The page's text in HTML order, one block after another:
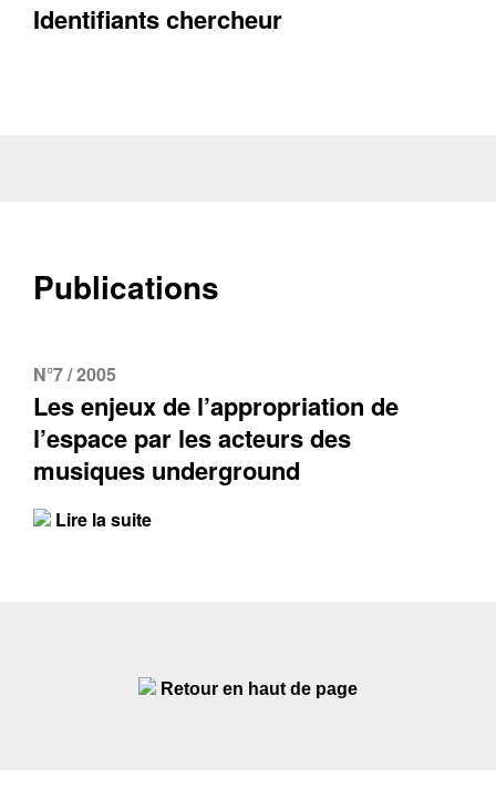
Identifiants chercheur
Publications
N°7 / 2005
Les enjeux de l’appropriation de
l’espace par les acteurs des
musiques underground
Lire la suite
Retour en haut de page